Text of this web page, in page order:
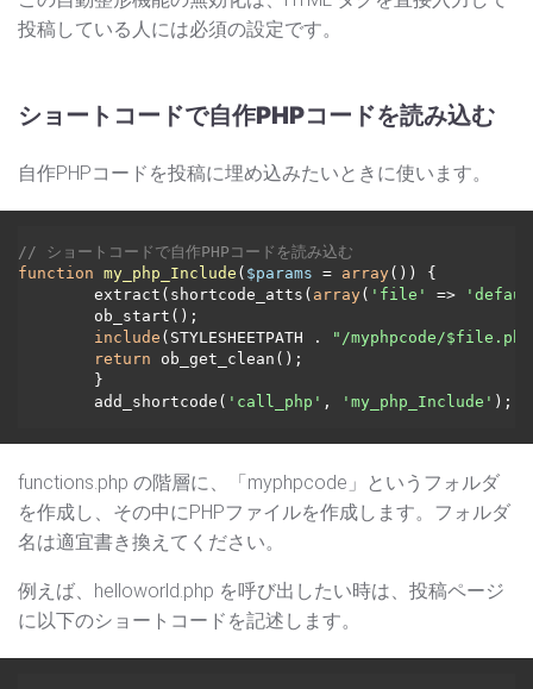
投稿している人には必須の設定です。
ショートコードで自作PHPコードを読み込む
自作PHPコードを投稿に埋め込みたいときに使います。
// ショートコードで自作PHPコードを読み込む
function my_php_Include ( $params = array( ) ) {
	extract(shortcode_atts(
array( 'file' =>
include (STYLESHEETPATH . "/myphpcode/$file
return ob_get_clean();
	add_shortcode(
'call_php' , 'my_php_Include'
functions.php の階層に、「myphpcode」というフォルダ
を作成し、その中にPHPファイルを作成します。フォルダ
名は適宜書き換えてください。
例えば、helloworld.php を呼び出したい時は、投稿ページ
に以下のショートコードを記述します。